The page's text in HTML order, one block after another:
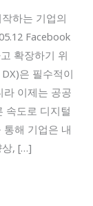
하는 기업의
Facebook
확장하기 위
은 필수적이
라 이제는 공공
속도로 디지털
해 기업은 내
상, […]